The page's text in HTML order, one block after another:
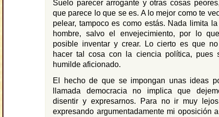
Suelo parecer arrogante y otras cosas
que parece lo que se es. A lo mejor como te
pelear, tampoco es como estás. Nada limita
hombre, salvo el envejecimiento, por lo
posible inventar y crear. Lo cierto es que
hacer tal cosa con la ciencia política, pues
humilde aficionado.
El hecho de que se impongan unas ideas
llamada democracia no implica que
disentir y expresarnos. Para no ir muy
expresando argumentadamente mi oposición